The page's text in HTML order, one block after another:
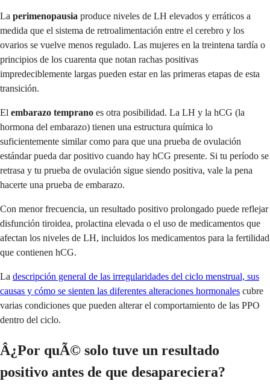
La perimenopausia produce niveles de LH elevados y erráticos a
medida que el sistema de retroalimentación entre el cerebro y los
ovarios se vuelve menos regulado. Las mujeres en la treintena tardía o
principios de los cuarenta que notan rachas positivas
impredeciblemente largas pueden estar en las primeras etapas de esta
transición.
El embarazo temprano es otra posibilidad. La LH y la hCG (la
hormona del embarazo) tienen una estructura química lo
suficientemente similar como para que una prueba de ovulación
estándar pueda dar positivo cuando hay hCG presente. Si tu período se
retrasa y tu prueba de ovulación sigue siendo positiva, vale la pena
hacerte una prueba de embarazo.
Con menor frecuencia, un resultado positivo prolongado puede reflejar
disfunción tiroidea, prolactina elevada o el uso de medicamentos que
afectan los niveles de LH, incluidos los medicamentos para la fertilidad
que contienen hCG.
La descripción general de las irregularidades del ciclo menstrual, sus
causas y cómo se sienten las diferentes alteraciones hormonales cubre
varias condiciones que pueden alterar el comportamiento de las PPO
dentro del ciclo.
Â¿Por quÃ© solo tuve un resultado
positivo antes de que desapareciera?